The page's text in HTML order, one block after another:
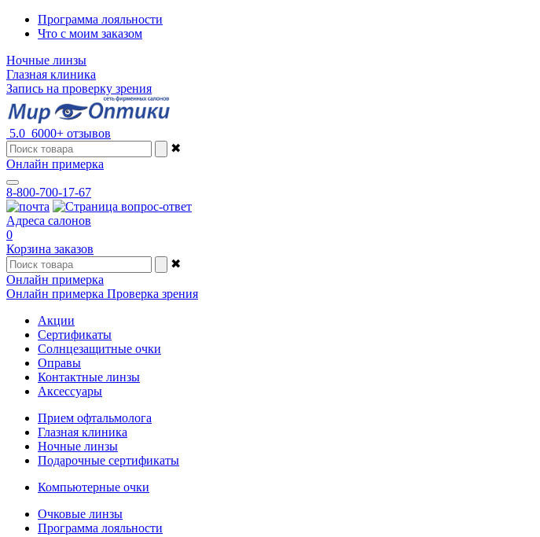
Программа лояльности
Что с моим заказом
Ночные линзы
Глазная клиника
Запись на проверку зрения
5.0 6000+ отзывов
✖
Онлайн примерка
8-800-700-17-67
Адреса салонов
0
Корзина заказов
✖
Онлайн примерка
Онлайн примерка Проверка зрения
Акции
Сертификаты
Солнцезащитные очки
Оправы
Контактные линзы
Аксессуары
Прием офтальмолога
Глазная клиника
Ночные линзы
Подарочные сертификаты
Компьютерные очки
Очковые линзы
Программа лояльности